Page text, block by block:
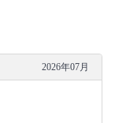
2026年07月